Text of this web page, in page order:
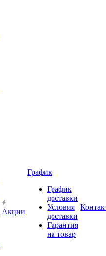
Акции
График
График
доставки
Условия
доставки
Гарантия
на товар